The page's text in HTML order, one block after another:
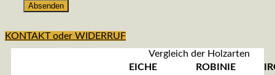
KONTAKT oder WIDERRUF
Vergleich der Holzarten
EICHE
ROBINIE